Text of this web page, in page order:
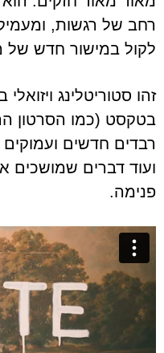
רחב של רגשות,
לקול במישור חדש של
זהו סטוריטלינג
בטקסט (כמו הסרטון
רבדים חדשים
ועוד דברים שמושכים
פנימה.